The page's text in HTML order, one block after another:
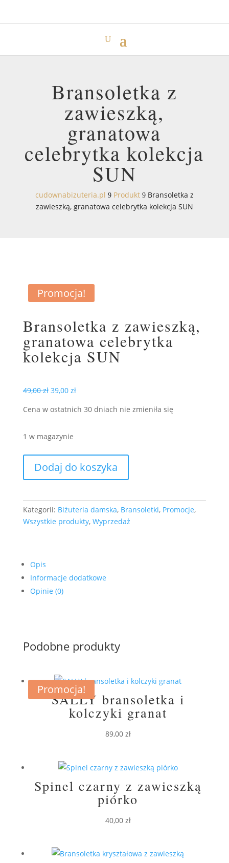
Bransoletka z
zawieszką,
granatowa
celebrytka kolekcja
SUN
cudownabizuteria.pl 9 Produkt 9 Bransoletka z
zawieszką, granatowa celebrytka kolekcja SUN
Promocja!
Bransoletka z zawieszką,
granatowa celebrytka
kolekcja SUN
49,00zł Pierwotna
wynosiła:
39,00 złAktualna
wynosi:
Cena w ostatnich 30 dniach nie zmieniła się
1 w magazynie
Bransoletka
z
granatowa
celebrytka
Dodaj do koszyka
Kategorii: Biżuteria damska, Bransoletki, Promocje,
Wszystkie produkty, Wyprzedaż
Opis
Informacje dodatkowe
Opinie (0)
Podobne produkty
SALLY bransoletka i
kolczyki granat
89,00 zł
Spinel czarny z zawieszką
piórko
40,00 zł
Promocja!